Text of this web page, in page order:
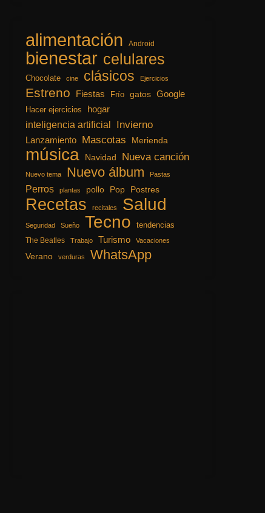
alimentación Android
bienestar celulares
Chocolate cine clásicos Ejercicios
Estreno Fiestas Frío gatos Google
Hacer ejercicios hogar
inteligencia artificial Invierno
Lanzamiento Mascotas Merienda
música Navidad Nueva canción
Nuevo tema Nuevo álbum Pastas
Perros plantas pollo Pop Postres
Recetas recitales Salud
Seguridad Sueño Tecno
tendencias
The Beatles
Trabajo Turismo Vacaciones
Verano verduras WhatsApp